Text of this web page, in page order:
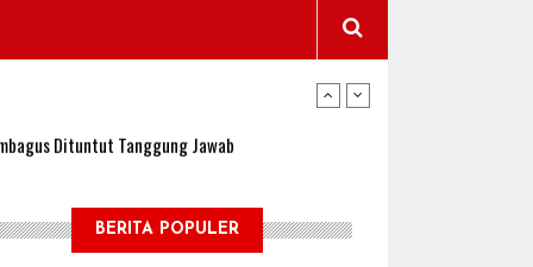
Jadi Lokasi Uji Coba Program NADI JKN
Dituntut Tanggung Jawab
Padi, Proyeksi Hasil Capai 2,4 Ton Gabah
BERITA POPULER